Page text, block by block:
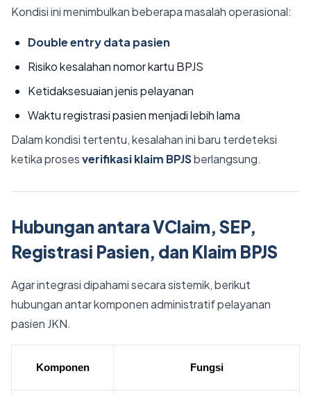
Kondisi ini menimbulkan beberapa masalah operasional:
Double entry data pasien
Risiko kesalahan nomor kartu BPJS
Ketidaksesuaian jenis pelayanan
Waktu registrasi pasien menjadi lebih lama
Dalam kondisi tertentu, kesalahan ini baru terdeteksi
ketika prosesverifikasi klaim BPJSberlangsung.
Hubungan antara VClaim, SEP,
Registrasi Pasien, dan Klaim BPJS
Agar integrasi dipahami secara sistemik, berikut
hubungan antar komponen administratif pelayanan
pasien JKN.
Komponen Fungsi